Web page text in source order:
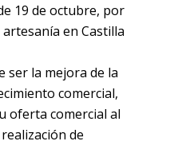
19 de octubre, por
en Castilla
ser la mejora de la
comercial,
oferta comercial al
de